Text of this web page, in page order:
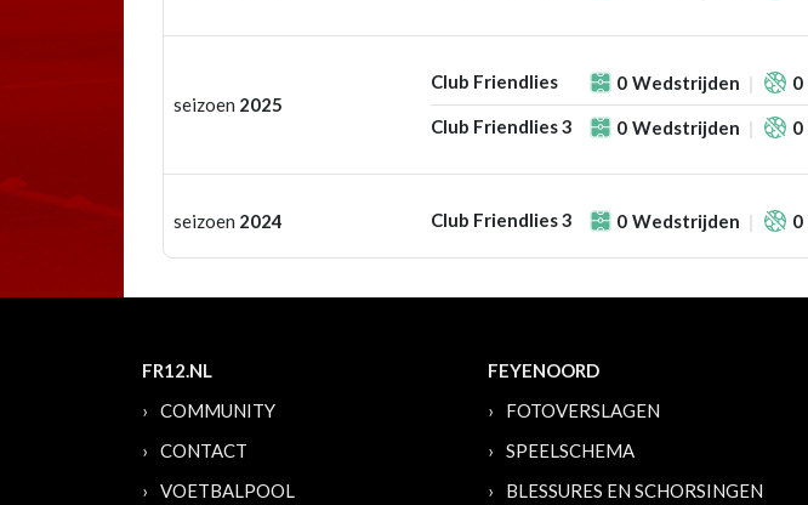
seizoen 2025
Club Friendlies 0 Wedstrijden 0
Club Friendlies 3 0 Wedstrijden 0
seizoen 2024 Club Friendlies 3 0 Wedstrijden 0
FR12.NL
COMMUNITY
CONTACT
VOETBALPOOL
FEYENOORD
FOTOVERSLAGEN
SPEELSCHEMA
BLESSURES EN SCHORSINGEN